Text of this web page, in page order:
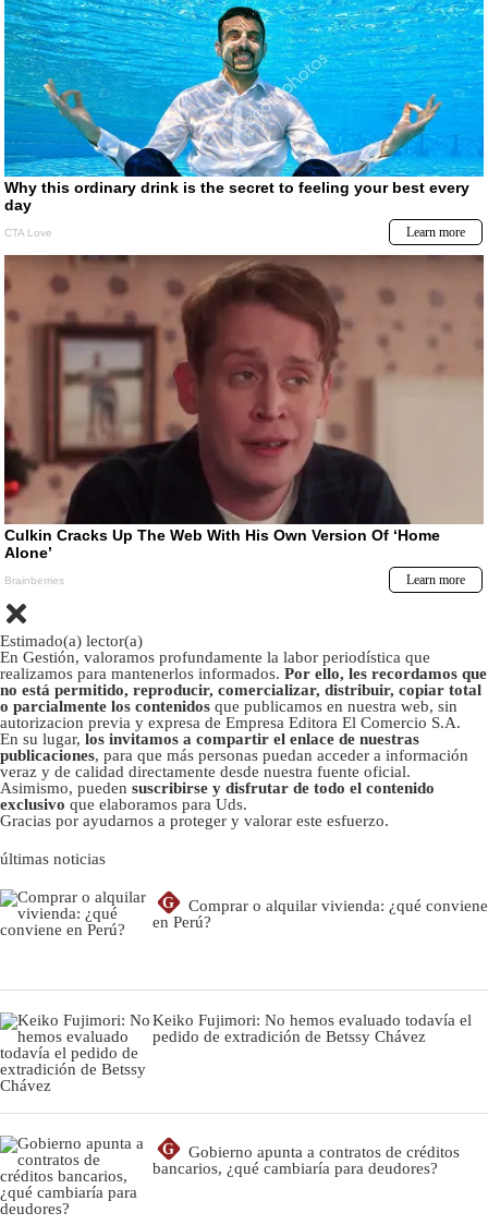
Estimado(a) lector(a)
En Gestión, valoramos profundamente la labor periodística que
realizamos para mantenerlos informados. Por ello, les recordamos que
no está permitido, reproducir, comercializar, distribuir, copiar total
o parcialmente los contenidos que publicamos en nuestra web, sin
autorizacion previa y expresa de Empresa Editora El Comercio S.A.
En su lugar, los invitamos a compartir el enlace de nuestras
publicaciones, para que más personas puedan acceder a información
veraz y de calidad directamente desde nuestra fuente oficial.
Asimismo, pueden suscribirse y disfrutar de todo el contenido
exclusivo que elaboramos para Uds.
Gracias por ayudarnos a proteger y valorar este esfuerzo.
últimas noticias
G
Comprar o alquilar vivienda: ¿qué conviene
en Perú?
Keiko Fujimori: No hemos evaluado todavía el
pedido de extradición de Betssy Chávez
G
Gobierno apunta a contratos de créditos
bancarios, ¿qué cambiaría para deudores?